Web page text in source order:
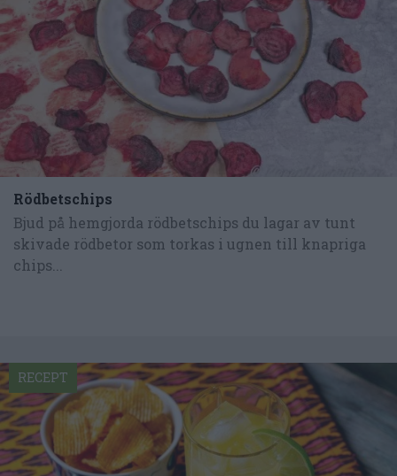
Rödbetschips
Bjud på hemgjorda rödbetschips du lagar av tunt
skivade rödbetor som torkas i ugnen till knapriga
chips...
RECEPT